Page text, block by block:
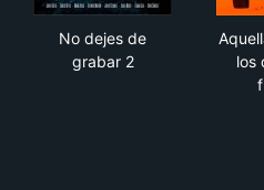
No dejes de
grabar 2
los